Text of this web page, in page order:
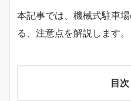
本記事では、機械式駐車
る、注意点を解説します。
目次